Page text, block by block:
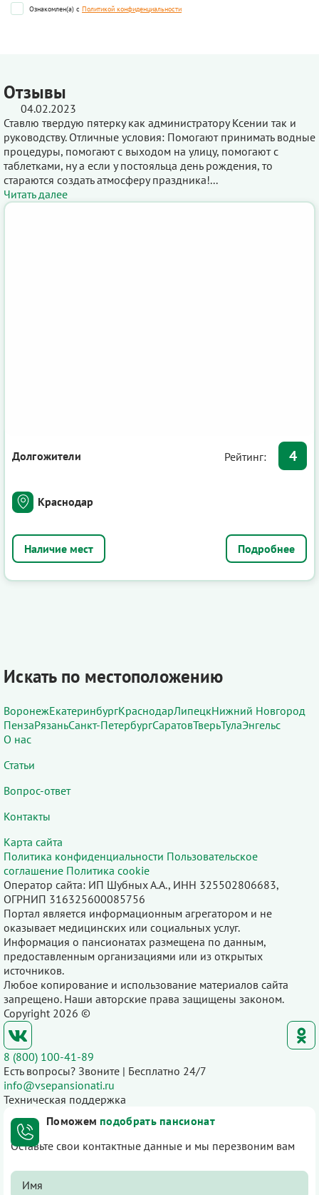
Ознакомлен(а) с Политикой конфиденциальности
Отзывы
04.02.2023
Ставлю твердую пятерку как администратору Ксении так и
руководству. Отличные условия: Помогают принимать водные
процедуры, помогают с выходом на улицу, помогают с
таблетками, ну а если у постояльца день рождения, то
стараются создать атмосферу праздника!...
Читать далее
Долгожители Рейтинг: 4
Краснодар
Подробнее
Искать по местоположению
ВоронежЕкатеринбургКраснодарЛипецкНижний Новгород
ПензаРязаньСанкт-ПетербургСаратовТверьТулаЭнгельс
О нас
Статьи
Вопрос-ответ
Контакты
Карта сайта
Политика конфиденциальности Пользовательское
соглашение Политика cookie
Оператор сайта: ИП Шубных А.А., ИНН 325502806683,
ОГРНИП 316325600085756
Портал является информационным агрегатором и не
оказывает медицинских или социальных услуг.
Информация о пансионатах размещена по данным,
предоставленным организациями или из открытых
источников.
Любое копирование и использование материалов сайта
запрещено. Наши авторские права защищены законом.
Copyright 2026 ©
8 (800) 100-41-89
Есть вопросы? Звоните | Бесплатно 24/7
info@vsepansionati.ru
Техническая поддержка
Поможем подобрать пансионат
Оставьте свои контактные данные и мы перезвоним вам